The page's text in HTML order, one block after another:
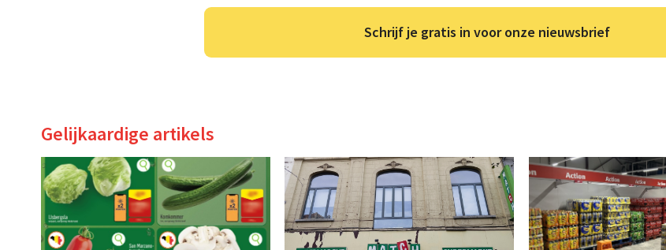
Schrijf je gratis in voor onze nieuwsbrief
Gelijkaardige artikels